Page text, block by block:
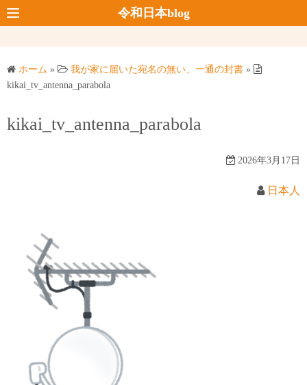
コ
ン
ツ
キ
令和日本blog
ホーム » 我が家に届いた宛名の無い、一通の封書 »
kikai_tv_antenna_parabola
kikai_tv_antenna_parabola
2026年3月17日
日本人